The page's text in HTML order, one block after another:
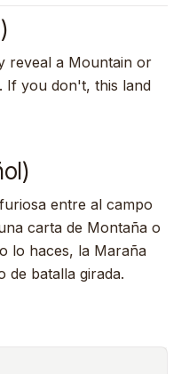
reveal a Mountain or
If you don't, this land
entre al campo
carta de Montaña o
lo haces, la Maraña
de batalla girada.